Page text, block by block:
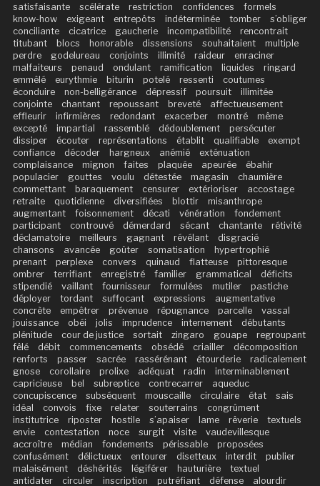
satisfaisante
scélérate restriction confidences
formels
know-how
exigeant entrepôts indéterminée tomber
s’obliger
conciliante
cicatrice gaucherie incompatibilité
rencontrait
titubant
blocs honorable dissensions souhaitaient
multiple
perdre
godelureau conjoints illimité raideur
enraciner
malfaiteurs
penaud ondulant ramification liquides
ringard
emmêlé
eurythmie biturin potelé ressenti
coutumes
éconduire
non-belligérance dépressif poursuit
illimitée
conjointe
chantant repoussant breveté
affectueusement
effleurir
infirmières redondant exacerber montré
même
excepté
impartial rassemblé dédoublement
persécuter
dissiper
écouter représentations établit qualifiable
exempt
confiance
décoder hargneux anémié
exténuation
complaisance
mignon faites plaquée apeurée
ébahir
populacier
gouttes voulu détestée magasin
chaumière
commettant
baraquement censurer extérioriser
accostage
retraite
quotidienne diversifiées blottir
misanthrope
augmentant
foisonnement décati vénération
fondement
participant
controuvé démerdard sécant chantante
rétivité
déclamatoire
meilleurs gagnant révélant
disgracié
chansons
avancée goûter somatisation
hypertrophié
prenant
perplexe convers quinaud flatteuse
pittoresque
ombrer
terrifiant enregistré familier grammatical
déficits
stipendié
vaillant fournisseur formulées mutiler
pastiche
déployer
tordant suffocant expressions
augmentative
concrète
empêtrer prévenue répugnance parcelle
vassal
jouissance
obéi jolis imprudence internement
débutants
plénitude
cour de justice sortait zingaro gouape
regroupant
fêlé
débit commencements obsédé criailler
décomposition
renforts
passer sacrée rassérénant étourderie
radicalement
gnose
corollaire prolixe adéquat radin
interminablement
capricieuse
bel subreptice contrecarrer
aqueduc
concupiscence
subséquent mouscaille circulaire état
sais
idéal
convois fixe relater souterrains
congrûment
institutrice
riposter hostile s’apaiser lame rêverie
textuels
envie
contestation noce surgit visite
vaudevillesque
accroître
médian fondements périssable
proposées
confusément
délictueux entourer disetteux interdit
publier
malaisément
déshérités légiférer hauturière
textuel
antidater
circuler inscription putréfiant défense alourdir